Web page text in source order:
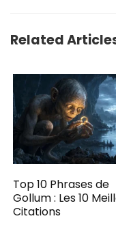
Related
Top 10 Phrases de
Gollum : Les 10
Citations